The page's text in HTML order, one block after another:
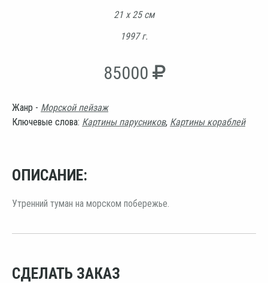
21 х 25 см
1997 г.
85000
Жанр - Морской пейзаж
Ключевые слова: Картины парусников, Картины кораблей
ОПИСАНИЕ:
Утренний туман на морском побережье.
СДЕЛАТЬ ЗАКАЗ